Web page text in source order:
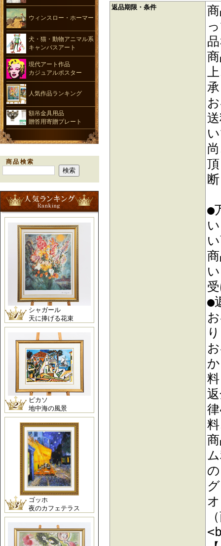
ウィンスロー・ホーマー
犬・猫・動物アニマル系
キャンバスアート
現代アート作品
カジュアルポスター
人気作品ランキング
額吊金具用品
贈答用寄贈プレート
商品検索
シャガール
天に捧げる花束
ピカソ
地中海の風景
ゴッホ
夜のカフェテラス
返品期限・条件
●
●